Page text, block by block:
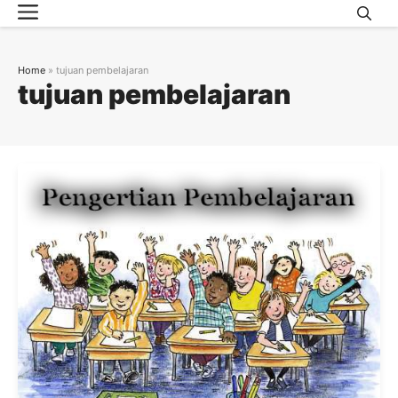
Skip
to
Menu
tujuan pembelajaran
Home » tujuan pembelajaran